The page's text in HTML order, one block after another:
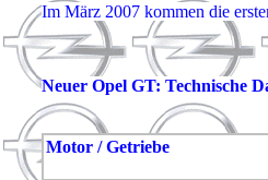
Im März 2007 kommen die
Neuer Opel GT: Technische
Motor / Getriebe